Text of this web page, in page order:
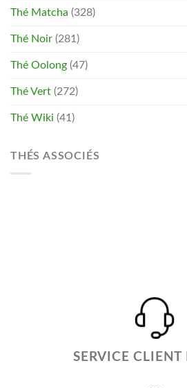
Thé Matcha (328)
Thé Noir (281)
Thé Oolong (47)
Thé Vert (272)
Thé Wiki (41)
THÉS ASSOCIÉS
SERVICE CLIENT